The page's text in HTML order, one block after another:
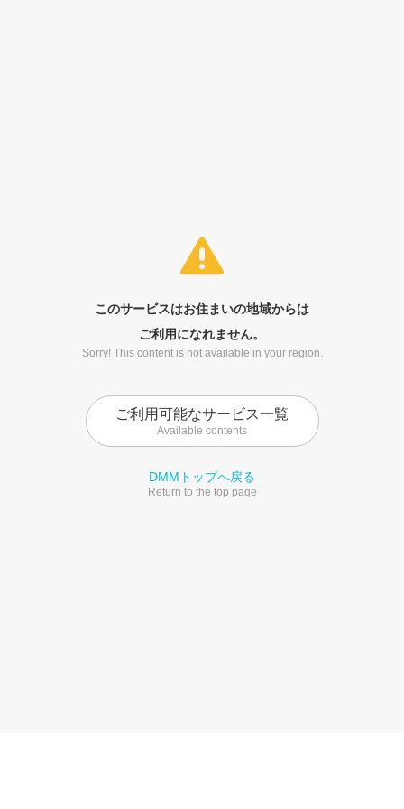
このサービスはお住まいの地域からは
ご利用になれません。
Sorry! This content is not available in your region.
ご利用可能なサービス一覧
Available contents
DMMトップへ戻る
Return to the top page